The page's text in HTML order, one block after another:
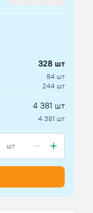
328 шт
84 шт
244 шт
4 381 шт
4 381 шт
шт